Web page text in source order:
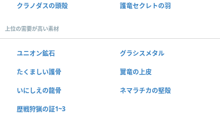
クラノダスの頭殻 護竜セクレトの羽
上位の需要が高い素材
ユニオン鉱石 グラシスメタル
たくましい護骨 翼竜の上皮
いにしえの龍骨 ネマラチカの堅殻
歴戦狩猟の証1~3